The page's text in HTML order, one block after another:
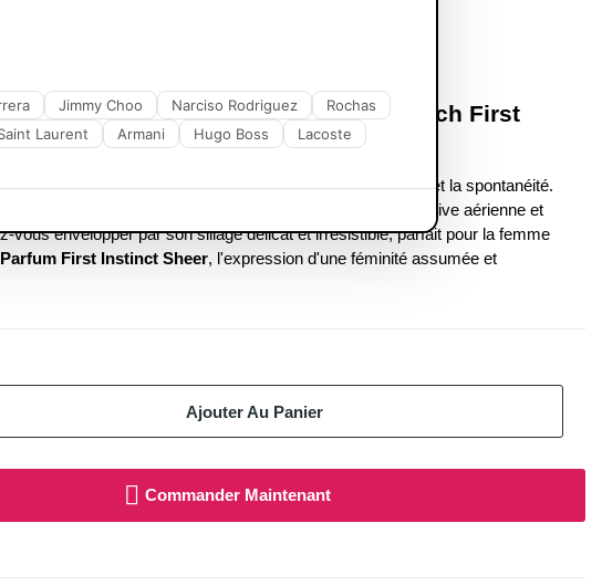
Eau de Parfum Abercrombie & Fitch First
100ml : L'essence de la liberté !
First Instinct Sheer, une fragrance qui capture la pureté et la spontanéité.
offre une expérience olfactive aérienne et
vous envelopper par son sillage délicat et irrésistible, parfait pour la femme
First Instinct Sheer, l'expression d'une féminité assumée et
Ajouter Au Panier
Commander Maintenant
Jimmy Choo Narciso Rodriguez
Rochas
Laurent Armani Hugo Boss
Lacoste